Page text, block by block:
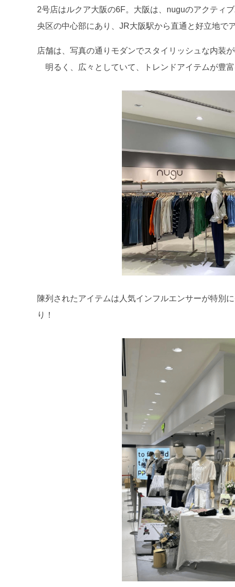
2号店はルクア大阪の6F。大阪は、nuguのアクティ
央区の中心部にあり、JR大阪駅から直通と好立地で
店舗は、写真の通りモダンでスタイリッシュな内装
明るく、広々としていて、トレンドアイテムが豊
陳列されたアイテムは人気インフルエンサーが特別
り！